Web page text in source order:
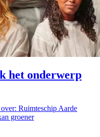
het onderwerp
Ruimteschip Aarde
groener